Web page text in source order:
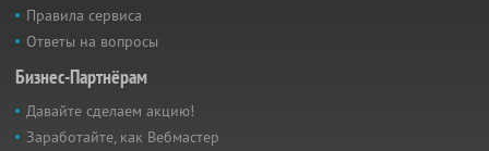
Правила сервиса
Ответы на вопросы
Бизнес-Партнёрам
Давайте сделаем акцию!
Заработайте, как Вебмастер